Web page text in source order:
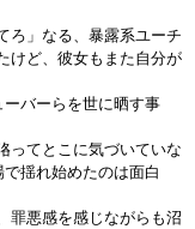
ろ」なる、暴露系ユーチ
けど、彼女もまた自分が
ーバーらを世に晒す事
ってとこに気づいていな
揺れ始めたのは面白
罪悪感を感じながらも沼